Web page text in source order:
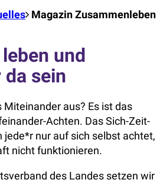
Magazin Zusammenleben
und
sein
aus? Es ist das
Achten. Das Sich-Zeit-
jede*r nur auf sich selbst achtet,
nicht funktionieren.
des Landes setzen wir